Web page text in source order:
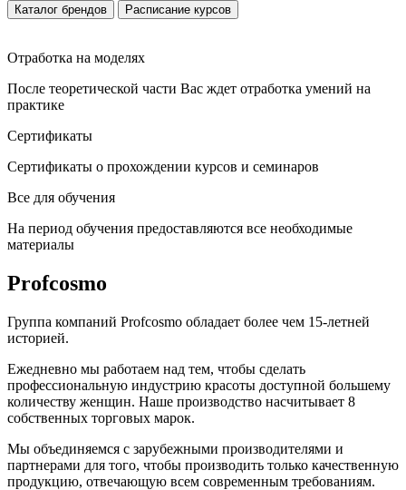
Каталог брендов Расписание курсов
Отработка на моделях
После теоретической части Вас ждет отработка умений на
практике
Сертификаты
Сертификаты о прохождении курсов и семинаров
Все для обучения
На период обучения предоставляются все необходимые
материалы
Profcosmo
Группа компаний Profcosmo обладает более чем 15-летней
историей.
Ежедневно мы работаем над тем, чтобы сделать
профессиональную индустрию красоты доступной большему
количеству женщин. Наше производство насчитывает 8
собственных торговых марок.
Мы объединяемся с зарубежными производителями и
партнерами для того, чтобы производить только качественную
продукцию, отвечающую всем современным требованиям.